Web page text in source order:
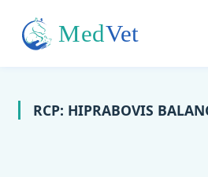
RCP: HIPRABOVIS